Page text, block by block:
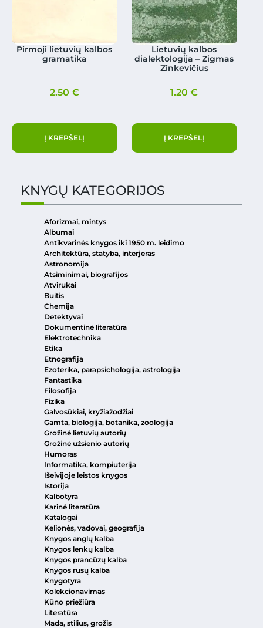
Pirmoji lietuvių kalbos
gramatika
2.50 €
Į KREPŠELĮ
Lietuvių kalbos
dialektologija – Zigmas
Zinkevičius
1.20€
Į KREPŠELĮ
KNYGŲ KATEGORIJOS
Aforizmai, mintys
Albumai
Antikvarinės knygos iki 1950 m. leidimo
Architektūra, statyba, interjeras
Astronomija
Atsiminimai, biografijos
Atvirukai
Buitis
Chemija
Detektyvai
Dokumentinė literatūra
Elektrotechnika
Etika
Etnografija
Ezoterika, parapsichologija, astrologija
Fantastika
Filosofija
Fizika
Galvosūkiai, kryžiažodžiai
Gamta, biologija, botanika, zoologija
Grožinė lietuvių autorių
Grožinė užsienio autorių
Humoras
Informatika, kompiuterija
Išeivijoje leistos knygos
Istorija
Kalbotyra
Karinė literatūra
Katalogai
Kelionės, vadovai, geografija
Knygos anglų kalba
Knygos lenkų kalba
Knygos prancūzų kalba
Knygos rusų kalba
Knygotyra
Kolekcionavimas
Kūno priežiūra
Literatūra
Mada, stilius, grožis